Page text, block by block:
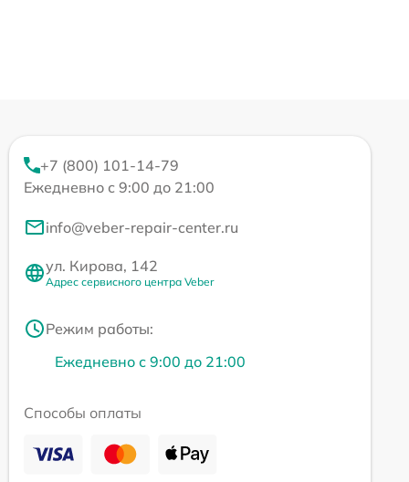
+7 (800) 101-14-79
Ежедневно с 9:00 до 21:00
info@veber-repair-center.ru
ул. Кирова, 142
Адрес сервисного центра Veber
Режим работы:
Ежедневно с 9:00 до 21:00
Способы оплаты